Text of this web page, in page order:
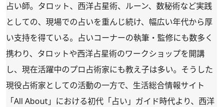
占い師。タロット、西洋占星術、ルーン、数秘術など実践
としての、現場での占いを重んじ続け、幅広い年代から厚
い支持を得ている。占いコーナーの執筆・監修にも数多く
携わり、タロットや西洋占星術のワークショップを開講
し、現在活躍中のプロ占術家にも教え子は多い。そうした
現役占術家としての活動の一方で、生活総合情報サイト
「All About」における初代「占い」ガイド時代より、西洋